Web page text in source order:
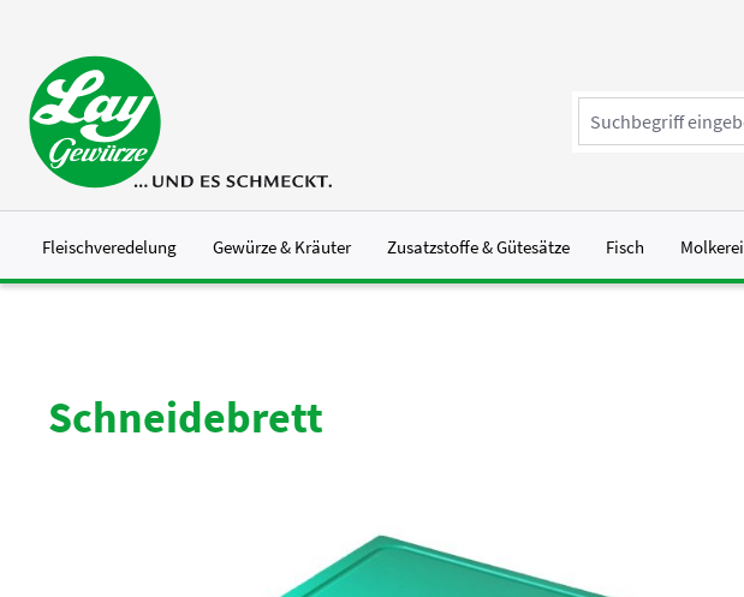
Fleischveredelung Gewürze & Kräuter Zusatzstoffe & Gütesätze Fisch Molkerei
Schneidebrett